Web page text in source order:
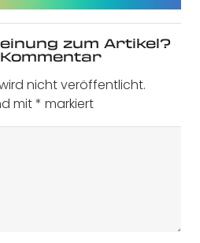
zum Artikel?
nicht veröffentlicht.
mit* markiert